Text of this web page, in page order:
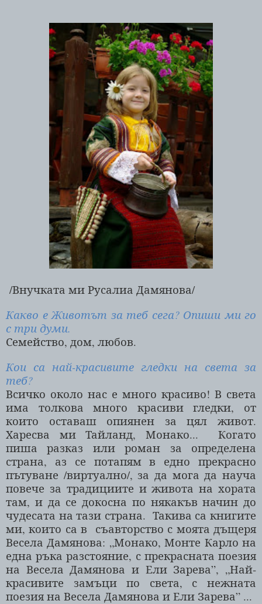
/Внучката ми Русалиа Дамянова/
Какво е Животът за теб сега? Опиши ми го
с три думи.
Семейство, дом, любов.
Кои са най-красивите гледки на света за
теб?
Всичко около нас е много красиво! В света
има толкова много красиви гледки, от
които оставаш опиянен за цял живот.
Харесва ми Тайланд, Монако...
Когато
пиша разказ или роман за определена
страна, аз се потапям в едно прекрасно
пътуване /виртуално/, за да мога да науча
повече за традициите и живота на хората
там, и да се докосна по някакъв начин до
чудесата на тази страна. Такива са книгите
ми, които са в
съавторство с моята дъщеря
Весела Дамянова: „Монако, Монте Карло на
една ръка разстояние, с прекрасната поезия
на Весела Дамянова и Ели Зарева”, „Най-
красивите замъци по света, с нежната
поезия на Весела Дамянова и Ели Зарева” ...